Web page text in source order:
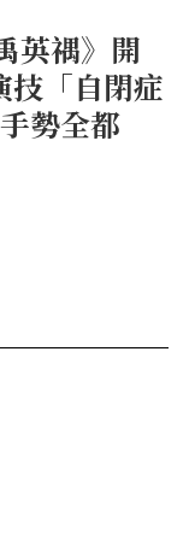
英禑》開
技「自閉症
勢全都